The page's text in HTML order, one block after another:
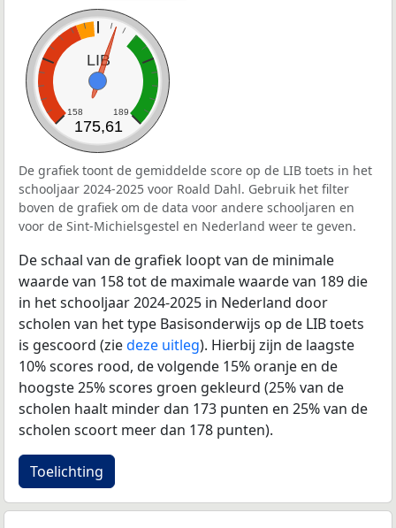
LIB
158 189
175,61
De grafiek toont de gemiddelde score op de LIB toets in het
schooljaar 2024-2025 voor Roald Dahl. Gebruik het filter
boven de grafiek om de data voor andere schooljaren en
voor de Sint-Michielsgestel en Nederland weer te geven.
De schaal van de grafiek loopt van de minimale
waarde van 158 tot de maximale waarde van 189 die
in het schooljaar 2024-2025 in Nederland door
scholen van het type Basisonderwijs op de LIB toets
is gescoord (ziedeze uitleg). Hierbij zijn de laagste
10% scores rood, de volgende 15% oranje en de
hoogste 25% scores groen gekleurd (25% van de
scholen haalt minder dan 173 punten en 25% van de
scholen scoort meer dan 178 punten).
Toelichting